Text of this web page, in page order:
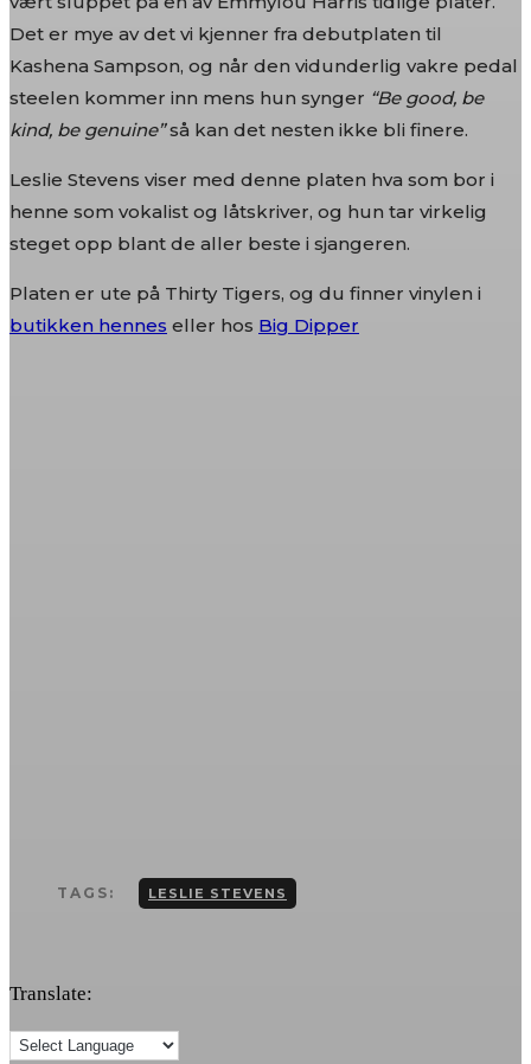
Det er mye av det vi kjenner fra debutplaten til
Kashena Sampson, og når den vidunderlig vakre pedal
steelen kommer inn mens hun synger “Be good, be
kind, be genuine”så kan det nesten ikke bli finere.
Leslie Stevens viser med denne platen hva som bor i
henne som vokalist og låtskriver, og hun tar virkelig
steget opp blant de aller beste i sjangeren.
Platen er ute på Thirty Tigers, og du finner vinylen i
butikken hennes eller hos Big Dipper
TAGS: LESLIE STEVENS
Translate: